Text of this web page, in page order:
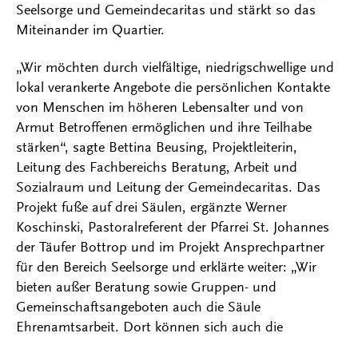
Seelsorge und Gemeindecaritas und stärkt so das
Miteinander im Quartier.
„Wir möchten durch vielfältige, niedrigschwellige und
lokal verankerte Angebote die persönlichen Kontakte
von Menschen im höheren Lebensalter und von
Armut Betroffenen ermöglichen und ihre Teilhabe
stärken“, sagte Bettina Beusing, Projektleiterin,
Leitung des Fachbereichs Beratung, Arbeit und
Sozialraum und Leitung der Gemeindecaritas. Das
Projekt fuße auf drei Säulen, ergänzte Werner
Koschinski, Pastoralreferent der Pfarrei St. Johannes
der Täufer Bottrop und im Projekt Ansprechpartner
für den Bereich Seelsorge und erklärte weiter: „Wir
bieten außer Beratung sowie Gruppen- und
Gemeinschaftsangeboten auch die Säule
Ehrenamtsarbeit. Dort können sich auch die